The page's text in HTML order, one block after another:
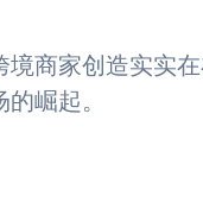
商家创造实实
崛起。